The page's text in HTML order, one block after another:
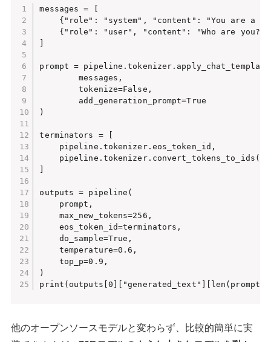
messages = [
{"role": "system", "content": "You are a
{"role": "user", "content": "Who are
prompt =
        messages,
        tokenize=False,
        add_generation_prompt=True
)
terminators = [
    pipeline.tokenizer.eos_token_id,
outputs = pipeline(
    prompt,
    max_new_tokens=256,
    eos_token_id=terminators,
    do_sample=True,
    temperature=0.6,
    top_p=0.9,
)
他のオープンソースモデルと変わらず、比較的簡単に実